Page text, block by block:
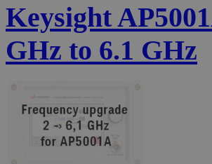
Keysight
GHz to 6.1 GHz